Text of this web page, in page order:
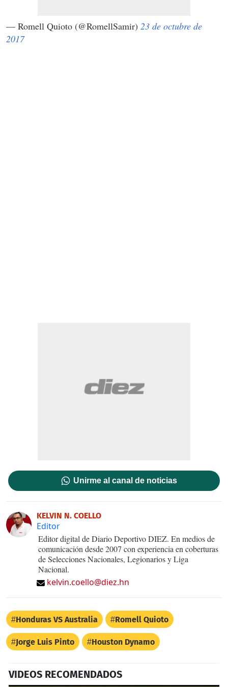
— Romell Quioto (@RomellSamir) 23 de octubre de
2017
Unirme al canal de noticias
KELVIN N. COELLO
Editor
Editor digital de Diario Deportivo DIEZ. En medios de
comunicación desde 2007 con experiencia en coberturas
de Selecciones Nacionales, Legionarios y Liga
Nacional.
kelvin.coello@diez.hn
Honduras VS Australia Romell Quioto
Jorge Luis Pinto Houston Dynamo
VIDEOS RECOMENDADOS